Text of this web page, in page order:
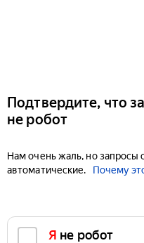
Подтвердите, что
не робот
Нам очень жаль, но запросы
автоматические.
Почему
Я не робот